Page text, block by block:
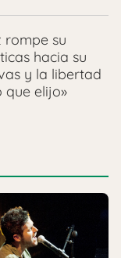
rompe su
hacia su
y la libertad
que elijo»